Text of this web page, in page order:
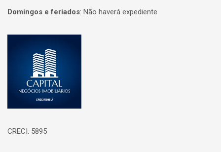
Domingos e feriados: Não haverá expediente
CRECI: 5895